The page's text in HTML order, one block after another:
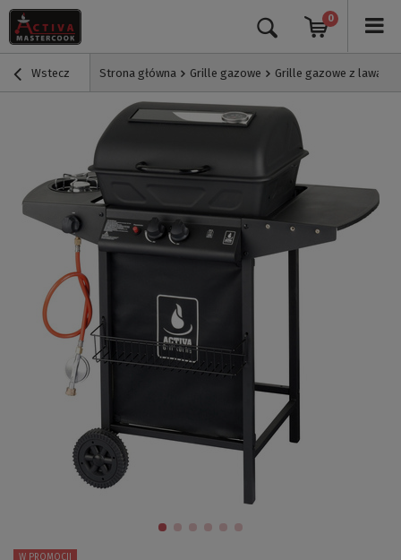
0
Wstecz Strona główna Grille gazowe Grille gazowe z lawą
W PROMOCJI